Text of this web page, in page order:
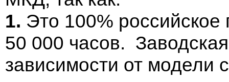
1. Это 100% российское
50 000 часов.
зависимости от модели